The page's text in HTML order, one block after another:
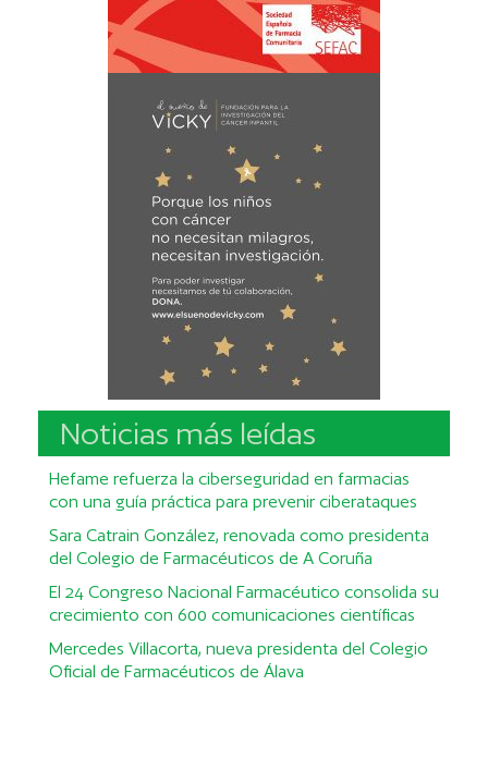
Noticias más leídas
Hefame refuerza la ciberseguridad en farmacias
con una guía práctica para prevenir ciberataques
Sara Catrain González, renovada como presidenta
del Colegio de Farmacéuticos de A Coruña
El 24 Congreso Nacional Farmacéutico consolida su
crecimiento con 600 comunicaciones científicas
Mercedes Villacorta, nueva presidenta del Colegio
Oficial de Farmacéuticos de Álava